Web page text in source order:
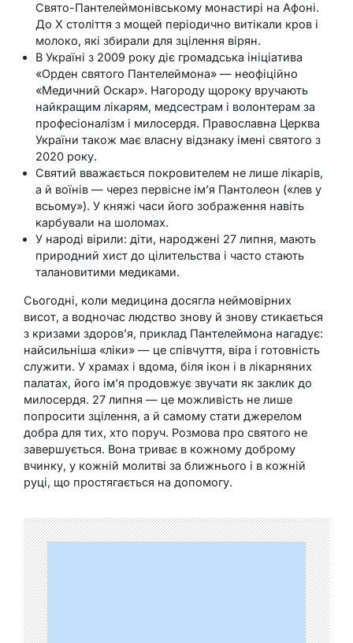
Свято-Пантелеймонівському монастирі на Афоні.
До X століття з мощей періодично витікали кров і
молоко, які збирали для зцілення вірян.
В Україні з 2009 року діє громадська ініціатива
«Орден святого Пантелеймона» — неофіційно
«Медичний Оскар». Нагороду щороку вручають
найкращим лікарям, медсестрам і волонтерам за
професіоналізм і милосердя. Православна Церква
України також має власну відзнаку імені святого з
2020 року.
Святий вважається покровителем не лише лікарів,
а й воїнів — через первісне ім’я Пантолеон («лев у
всьому»). У княжі часи його зображення навіть
карбували на шоломах.
У народі вірили: діти, народжені 27 липня, мають
природний хист до цілительства і часто стають
талановитими медиками.
Сьогодні, коли медицина досягла неймовірних
висот, а водночас людство знову й знову стикається
з кризами здоров’я, приклад Пантелеймона нагадує:
найсильніша «ліки» — це співчуття, віра і готовність
служити. У храмах і вдома, біля ікон і в лікарняних
палатах, його ім’я продовжує звучати як заклик до
милосердя. 27 липня — це можливість не лише
попросити зцілення, а й самому стати джерелом
добра для тих, хто поруч. Розмова про святого не
завершується. Вона триває в кожному доброму
вчинку, у кожній молитві за ближнього і в кожній
руці, що простягається на допомогу.